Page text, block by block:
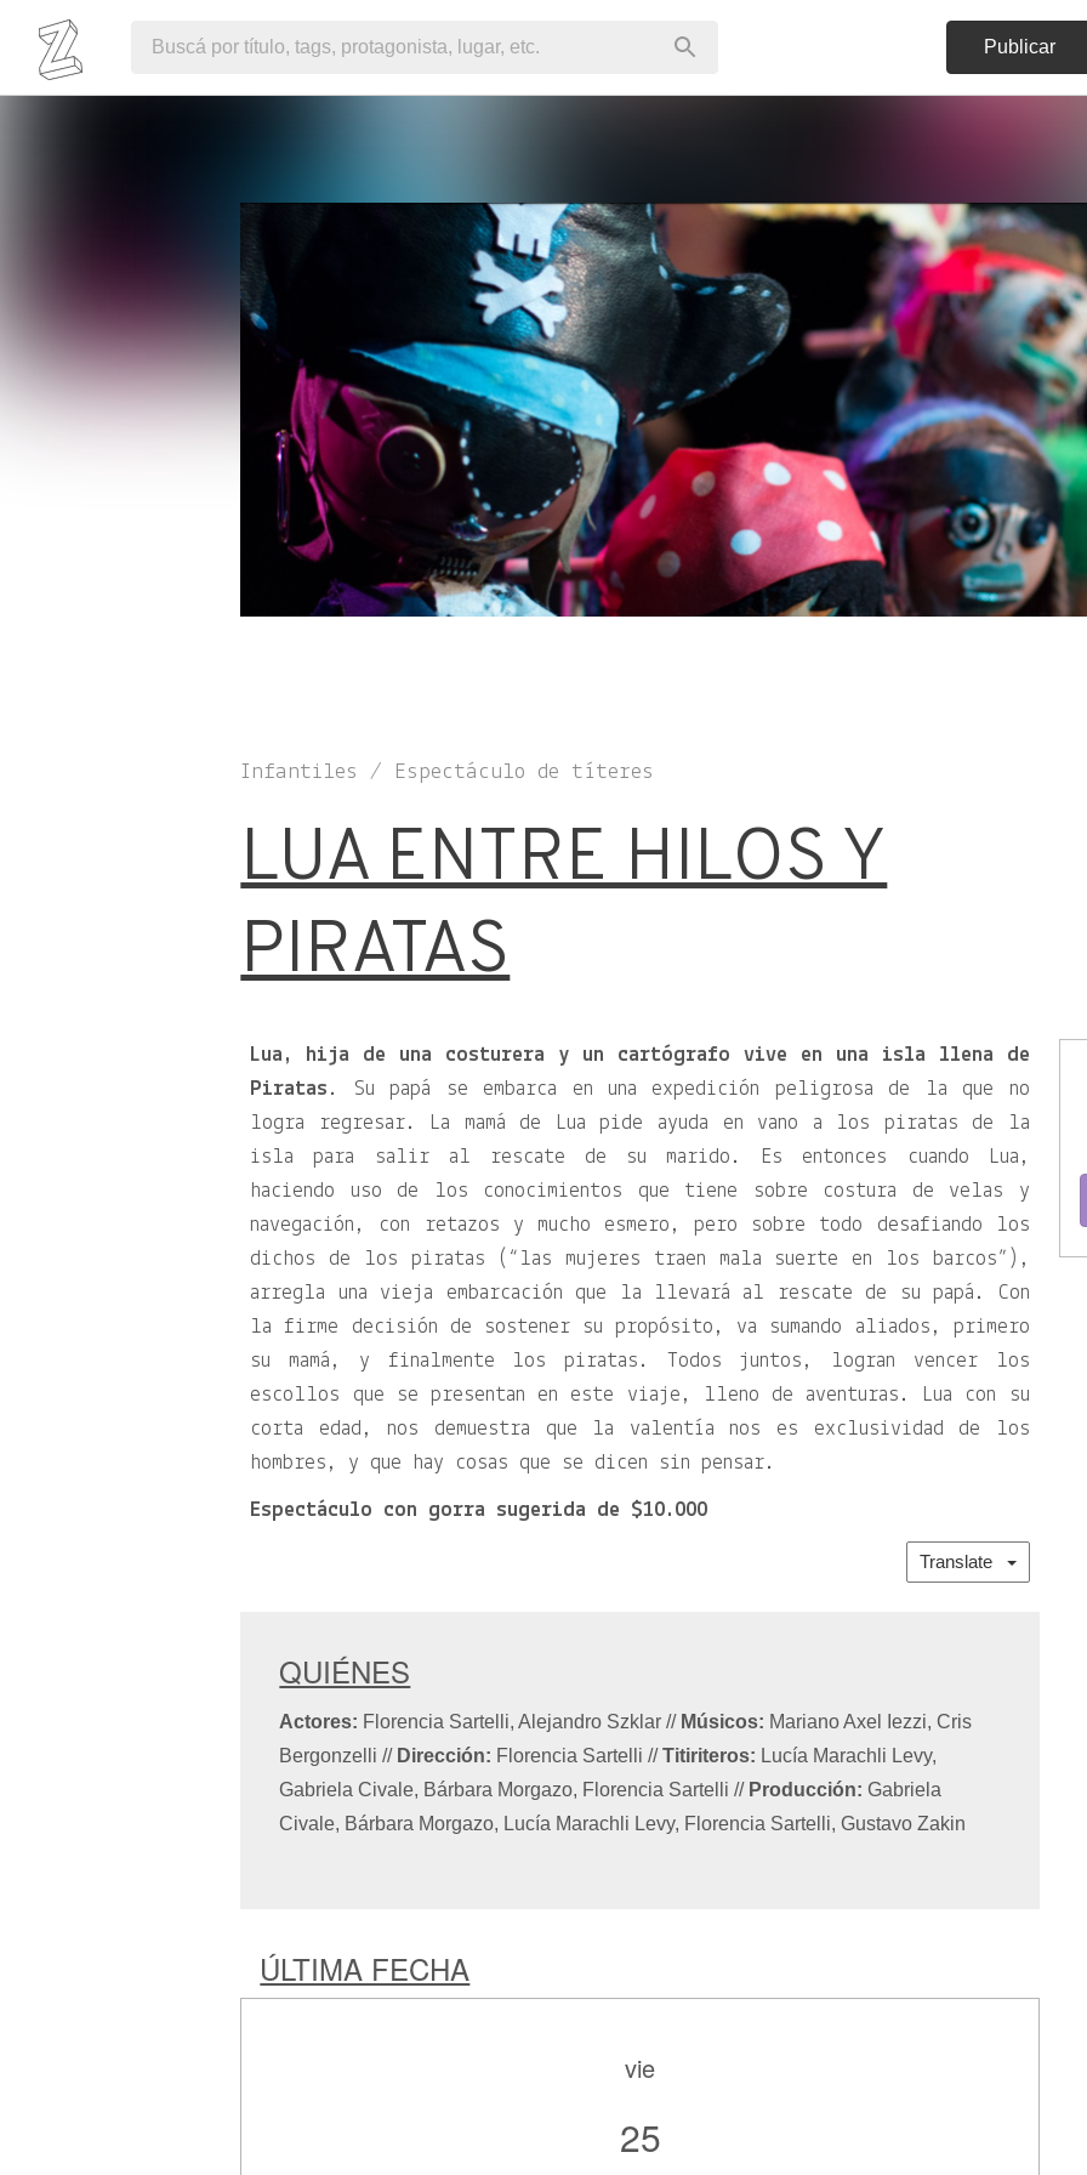
Publicar
Infantiles / Espectáculo de títeres
LUA ENTRE HILOS Y
PIRATAS
Lua, hija de una costurera y un cartógrafo vive en una isla llena de
Piratas . Su papá se embarca en una expedición peligrosa de la que no
logra regresar. La mamá de Lua pide ayuda en vano a los piratas de la
isla para salir al rescate de su marido. Es entonces cuando Lua,
haciendo uso de los conocimientos que tiene sobre costura de velas y
navegación, con retazos y mucho esmero, pero sobre todo desafiando los
dichos de los piratas (“las mujeres traen mala suerte en los barcos”),
arregla una vieja embarcación que la llevará al rescate de su papá. Con
la firme decisión de sostener su propósito, va sumando aliados, primero
su mamá, y finalmente los piratas. Todos juntos, logran vencer los
escollos que se presentan en este viaje, lleno de aventuras. Lua con su
corta edad, nos demuestra que la valentía nos es exclusividad de los
hombres, y que hay cosas que se dicen sin pensar.
Espectáculo con gorra sugerida de $10.000
Translate
QUIÉNES
Actores: Florencia Sartelli, Alejandro Szklar// Músicos: Mariano Axel Iezzi, Cris
Bergonzelli// Dirección: Florencia Sartelli// Titiriteros: Lucía Marachli Levy,
Gabriela Civale, Bárbara Morgazo, Florencia Sartelli// Producción: Gabriela
Civale, Bárbara Morgazo, Lucía Marachli Levy, Florencia Sartelli, Gustavo Zakin
ÚLTIMA FECHA
vie
25